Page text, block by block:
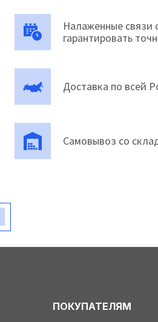
Налаженные связи
гарантировать
Доставка по всей
Самовывоз со
ПОКУПАТЕЛЯМ